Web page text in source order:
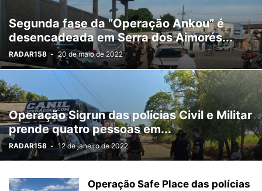
MORTE SUSPEITA NOTÍCIAS PECULATO
PORTE ILEGAL DE ARMA RECEPTAÇÃO ROUBO SAÚDE
SEM CATEGORIA SEQUESTRO SERVIÇOS SOCIAL TRAFICO
TRÁFICO DE DROGAS TRÂNSITO USURPAÇÃO VEÍCULO CLONADO
VIDEO VIOLÊNCIA CONTRA MULHER
Segunda fase da “Operação Ankou” é
desencadeada em Serra dos Aimorés...
RADAR158 - 20 de maio de 2022
Operação Sigrun das polícias Civil e Militar
prende quatro pessoas em...
RADAR158 - 12 de janeiro de 2022
Operação Safe Place das polícias